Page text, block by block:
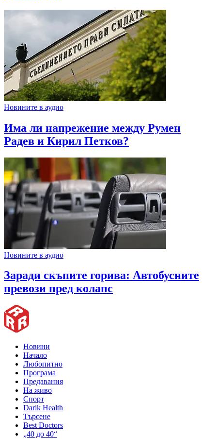
Новините в аудио
Има ли напрежение между Румен
Радев и Кирил Петков?
Новините в аудио
Заради скъпите горива: Автобусните
превози пред колапс
Новини
Начало
Любопитно
Програма
Предавания
На живо
Спорт
Darik Health
Търсене
Best Doctors
„40 до 40“